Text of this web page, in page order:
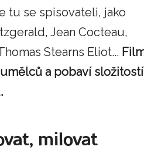
tu se spisovateli, jako
Jean Cocteau,
Stearns Eliot...
a pobaví složitostí
milovat